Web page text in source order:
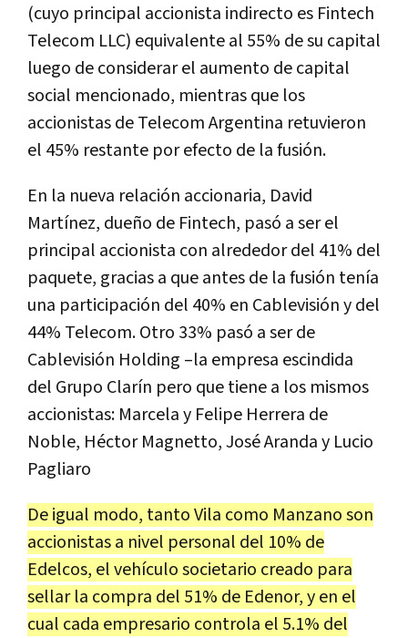
(cuyo principal accionista indirecto es Fintech
Telecom LLC) equivalente al 55% de su capital
luego de considerar el aumento de capital
social mencionado, mientras que los
accionistas de Telecom Argentina retuvieron
el 45% restante por efecto de la fusión.
En la nueva relación accionaria, David
Martínez, dueño de Fintech, pasó a ser el
principal accionista con alrededor del 41% del
paquete, gracias a que antes de la fusión tenía
una participación del 40% en Cablevisión y del
44% Telecom. Otro 33% pasó a ser de
Cablevisión Holding –la empresa escindida
del Grupo Clarín pero que tiene a los mismos
accionistas: Marcela y Felipe Herrera de
Noble, Héctor Magnetto, José Aranda y Lucio
Pagliaro
De igual modo, tanto Vila como Manzano son
accionistas a nivel personal del 10% de
Edelcos, el vehículo societario creado para
sellar la compra del 51% de Edenor, y en el
cual cada empresario controla el 5.1% del